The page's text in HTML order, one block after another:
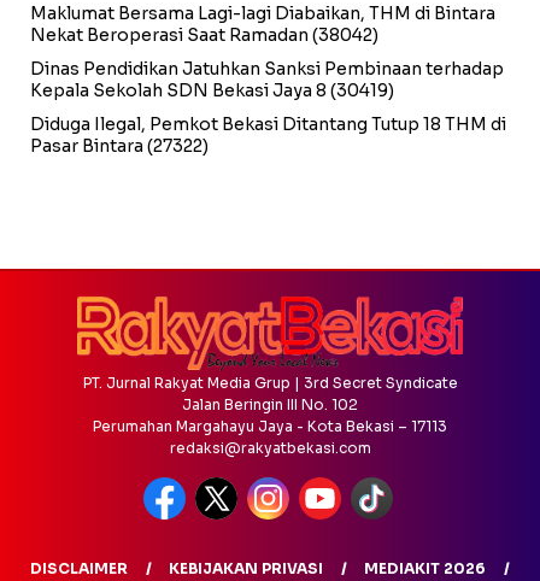
Maklumat Bersama Lagi-lagi Diabaikan, THM di Bintara
Nekat Beroperasi Saat Ramadan (38042)
Dinas Pendidikan Jatuhkan Sanksi Pembinaan terhadap
Kepala Sekolah SDN Bekasi Jaya 8 (30419)
Diduga Ilegal, Pemkot Bekasi Ditantang Tutup 18 THM di
Pasar Bintara (27322)
PT. Jurnal Rakyat Media Grup | 3rd Secret Syndicate
Jalan Beringin III No. 102
Perumahan Margahayu Jaya - Kota Bekasi – 17113
redaksi@rakyatbekasi.com
DISCLAIMER KEBIJAKAN PRIVASI MEDIAKIT 2026